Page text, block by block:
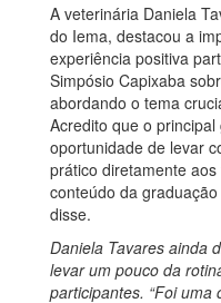
A veterinária Daniela
do Iema, destacou a
experiência positiva
Simpósio Capixaba
abordando o tema
Acredito que o
oportunidade de levar
prático diretamente
conteúdo da
disse.
Daniela Tavares ainda
levar um pouco da
participantes. “Foi